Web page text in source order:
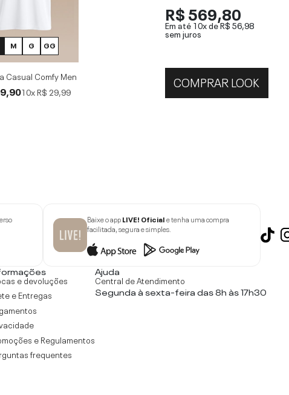
M G GG
Casual Comfy Men
10xR$ 29,99
R$ 569,80
Em até 10x deR$ 56,98
sem juros
COMPRAR LOOK
Baixe o appLIVE! Oficiale tenha uma compra
facilitada, segura e simples.
e devoluções
e Entregas
e Regulamentos
frequentes
Ajuda
Central de Atendimento
Segunda à sexta-feira das 8h às 17h30